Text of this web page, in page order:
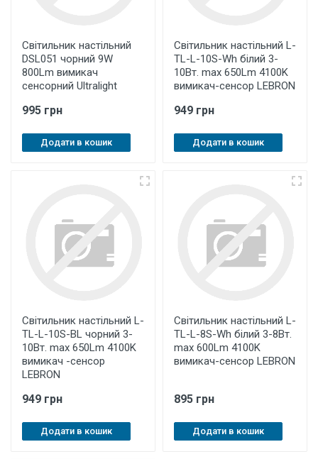
Світильник настільний
DSL051 чорний 9W
800Lm вимикач
сенсорний Ultralight
995 грн
Додати в кошик
Світильник настільний L-
TL-L-10S-Wh білий 3-
10Вт. maх 650Lm 4100K
вимикач-сенсор LEBRON
949 грн
Додати в кошик
Світильник настільний L-
TL-L-10S-ВL чорний 3-
10Вт. maх 650Lm 4100K
вимикач -сенсор
LEBRON
949 грн
Додати в кошик
Світильник настільний L-
TL-L-8S-Wh білий 3-8Вт.
maх 600Lm 4100K
вимикач-сенсор LEBRON
895 грн
Додати в кошик